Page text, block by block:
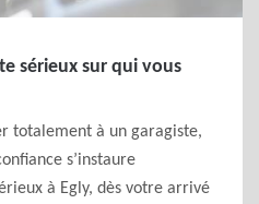
sérieux sur qui vous
totalement à un garagiste,
s’instaure
à Egly, dès votre arrivé